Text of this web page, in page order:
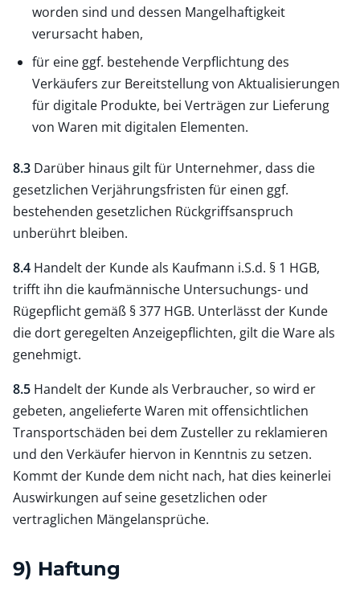
worden sind und dessen Mangelhaftigkeit
verursacht haben,
für eine ggf. bestehende Verpflichtung des
Verkäufers zur Bereitstellung von Aktualisierungen
für digitale Produkte, bei Verträgen zur Lieferung
von Waren mit digitalen Elementen.
8.3 Darüber hinaus gilt für Unternehmer, dass die
gesetzlichen Verjährungsfristen für einen ggf.
bestehenden gesetzlichen Rückgriffsanspruch
unberührt bleiben.
8.4 Handelt der Kunde als Kaufmann i.S.d. § 1 HGB,
trifft ihn die kaufmännische Untersuchungs- und
Rügepflicht gemäß § 377 HGB. Unterlässt der Kunde
die dort geregelten Anzeigepflichten, gilt die Ware als
genehmigt.
8.5 Handelt der Kunde als Verbraucher, so wird er
gebeten, angelieferte Waren mit offensichtlichen
Transportschäden bei dem Zusteller zu reklamieren
und den Verkäufer hiervon in Kenntnis zu setzen.
Kommt der Kunde dem nicht nach, hat dies keinerlei
Auswirkungen auf seine gesetzlichen oder
vertraglichen Mängelansprüche.
9) Haftung